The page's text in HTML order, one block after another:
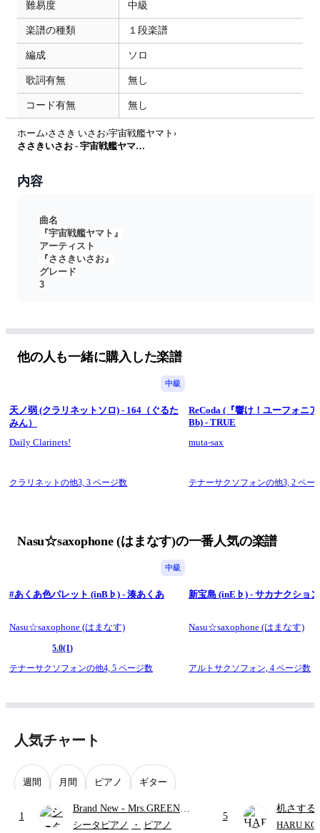
難易度 中級
楽譜の種類 １段楽譜
編成 ソロ
歌詞有無 無し
コード有無 無し
ホーム›ささき いさお›宇宙戦艦ヤマト ›
ささきいさお - 宇宙戦艦ヤマト (inB♭) by はまなす
内容
曲名
『宇宙戦艦ヤマト』
アーティスト
『ささきいさお』
グレード
3
その他の楽譜はこちらから
楽譜リスト 1
楽譜リスト 2
他の人も一緒に購入した楽譜
中級
天ノ弱 (クラリネットソロ) - 164（ぐるた
みん）
Daily Clarinets!
クラリネットの他3, 3 ページ数
ReCoda (『響け！ユーフォニ
Bb) - TRUE
muta-sax
テナーサクソフォンの他3,2 ペー
Nasu☆saxophone (はまなす)の一番人気の楽譜
中級
#あくあ色パレット (inB♭) - 湊あくあ
Nasu☆saxophone (はまなす)
5.0(1)
テナーサクソフォンの他4, 5 ページ数
新宝島 (inE♭) - サカナクション
Nasu☆saxophone (はまなす)
アルトサクソフォン,4 ページ数
人気チャート
週間 月間 ピアノ ギター
1
Brand New - Mrs.GREEN
APPLE
シータピアノ ・ ピアノ
5
机さする
HARU